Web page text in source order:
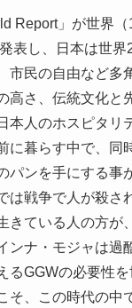
Report」が世界
表し、日本は世
市民の自由など
高さ、伝統文化
本人のホスピタ
に暮らす中で、
パンを手にする事
は戦争で人が殺
きている人の方
ナ・モジャは過
るGGWの必要性
そ、この時代の中